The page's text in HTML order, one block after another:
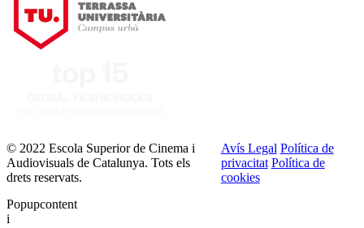
© 2022 Escola Superior de Cinema i
Audiovisuals de Catalunya. Tots els
drets reservats.
Avís Legal Política de
privacitat Política de
cookies
Popupcontent
i